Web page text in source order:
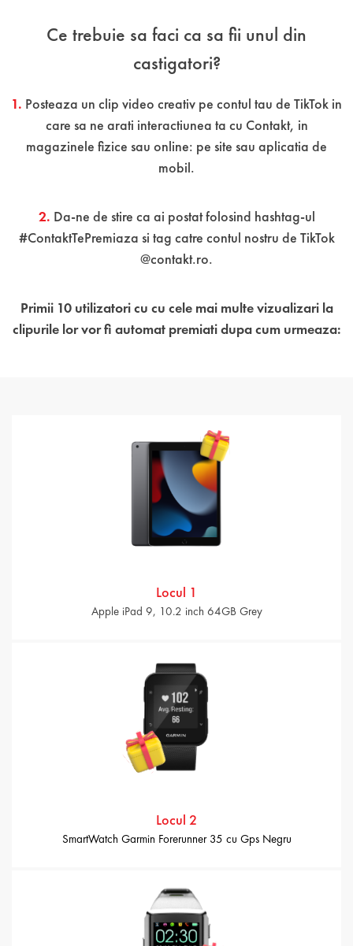
Ce trebuie sa faci ca sa fii unul din
castigatori?
1. Posteaza un clip video creativ pe contul tau de TikTok in
care sa ne arati interactiunea ta cu Contakt, in
magazinele fizice sau online: pe site sau aplicatia de
mobil.
2. Da-ne de stire ca ai postat folosind hashtag-ul
#ContaktTePremiaza si tag catre contul nostru de TikTok
@contakt.ro.
Primii 10 utilizatori cu cu cele mai multe vizualizari la
clipurile lor vor fi automat premiati dupa cum urmeaza:
Locul 1
Apple iPad 9, 10.2 inch 64GB Grey
Locul 2
SmartWatch Garmin Forerunner 35 cu Gps Negru